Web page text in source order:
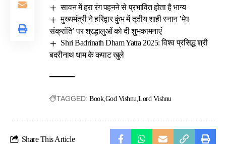
सावन में हरा रंग पहनने से प्रभावित होता है भाग्य
मुख्यमंत्री ने हरिद्वार कुंभ में तृतीय शाही स्नान ’मेष
संक्रांति’ पर श्रद्धालुओं को दी शुभकामनाएं
Shri Badrinath Dham Yatra 2025: विश्व प्रसिद्ध श्री
बदरीनाथ धाम के कपाट खुले
TAGGED: Book God Vishnu Lord Vishnu
Share This Article